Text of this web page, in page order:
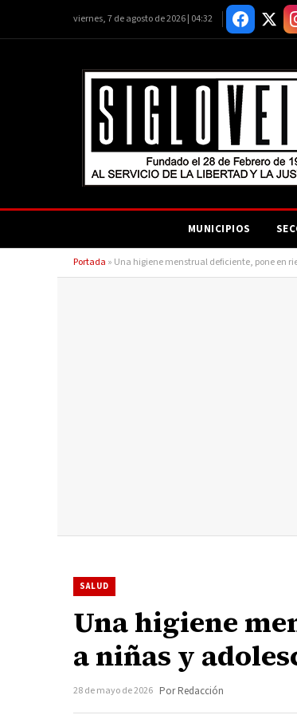
viernes, 7 de agosto de 2026 | 04:32
MUNICIPIOS
Portada » Una higiene menstrual deficiente, pone en
SALUD
Una higiene
a niñas y
28 de mayo de 2026 Por Redacción